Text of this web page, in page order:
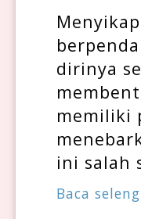
dirinya
memiliki
ini salah
Baca